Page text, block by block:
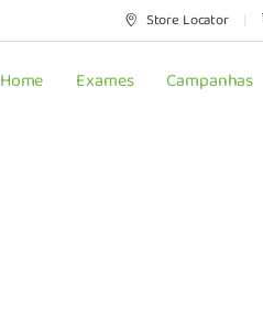
Store Locator
Home Exames Campanhas